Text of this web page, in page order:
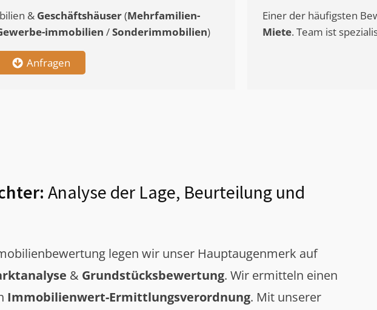
& Geschäftshäuser(Mehrfamilien-
immobilien /Sonderimmobilien)
Anfragen
Einer der häufigsten
Miete. Team ist
Analyse der Lage, Beurteilung und
legen wir unser Hauptaugenmerk auf
& Grundstücksbewertung. Wir ermitteln einen
Immobilienwert-Ermittlungsverordnung. Mit unserer